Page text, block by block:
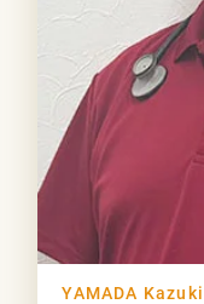
YAMADA Kazuki